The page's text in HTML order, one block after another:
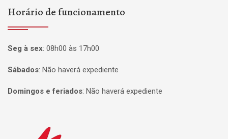
Horário de funcionamento
Seg à sex: 08h00 às 17h00
Sábados: Não haverá expediente
Domingos e feriados: Não haverá expediente